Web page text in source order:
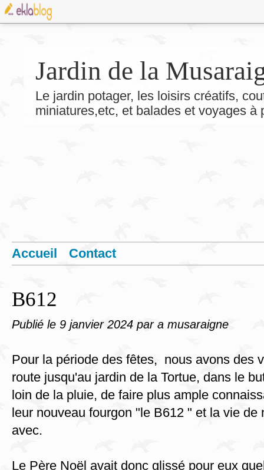
Jardin de la
Le jardin potager, les loisirs créatifs,
miniatures,etc, et balades et voyages
Accueil Contact
B612
Publié le 9 janvier 2024 par a musaraigne
Pour la période des fêtes, nous avons des
route jusqu'au jardin de la Tortue, dans le
loin de la pluie, de faire plus ample
leur nouveau fourgon "le B612 " et la vie de
avec.
Le Père Noël avait donc glissé pour eux